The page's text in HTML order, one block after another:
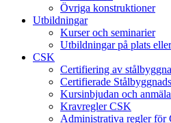
Övriga konstruktioner
Utbildningar
Kurser och seminarier
Utbildningar på plats
CSK
Certifiering av
Certifierade
Kursinbjudan och
Kravregler CSK
Administrativa regler för